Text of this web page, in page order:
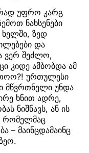
უფრო კარგ
ნახსენები
ზედ
და
ვერ შეძლო,
კიდე ამბობდა ამ
ურთულესი
მწვრთნელი უნდა
ხნით ადრე,
ნიშნავს, ან ის
რომელმაც
– მაინცდამაინც